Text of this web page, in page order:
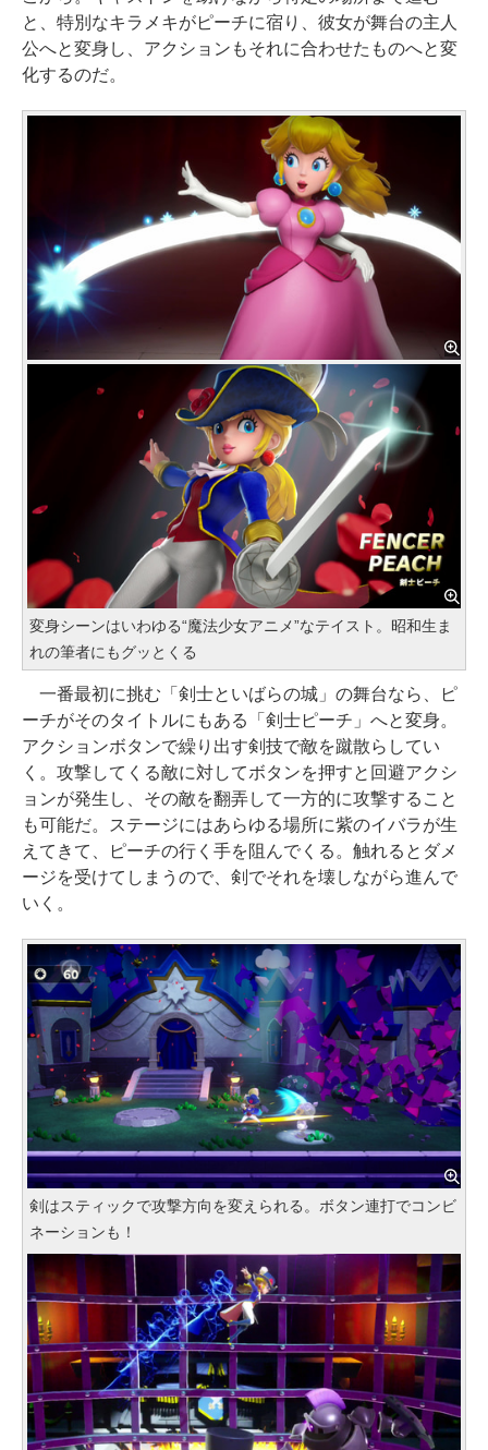
と、特別なキラメキがピーチに宿り、彼女が舞台の主人
公へと変身し、アクションもそれに合わせたものへと変
化するのだ。
変身シーンはいわゆる“魔法少女アニメ”なテイスト。昭和生ま
れの筆者にもグッとくる
一番最初に挑む「剣士といばらの城」の舞台なら、ピ
ーチがそのタイトルにもある「剣士ピーチ」へと変身。
アクションボタンで繰り出す剣技で敵を蹴散らしてい
く。攻撃してくる敵に対してボタンを押すと回避アクシ
ョンが発生し、その敵を翻弄して一方的に攻撃すること
も可能だ。ステージにはあらゆる場所に紫のイバラが生
えてきて、ピーチの行く手を阻んでくる。触れるとダメ
ージを受けてしまうので、剣でそれを壊しながら進んで
いく。
剣はスティックで攻撃方向を変えられる。ボタン連打でコンビ
ネーションも！